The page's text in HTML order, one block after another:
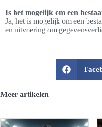
Is het mogelijk om een
Ja, het is mogelijk om een
en uitvoering om
Meer artikelen